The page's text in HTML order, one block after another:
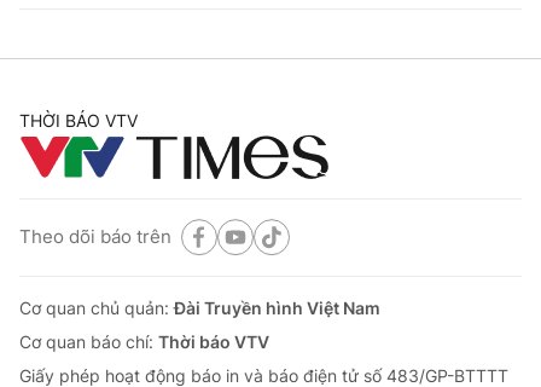
THỜI BÁO VTV
Theo dõi báo trên
Cơ quan chủ quản:Đài Truyền hình Việt Nam
Cơ quan báo chí: Thời báo VTV
Giấy phép hoạt động báo in và báo điện tử số 483/GP-BTTTT